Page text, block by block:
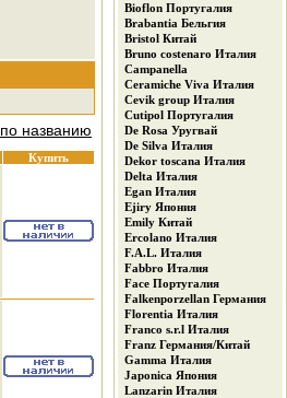
по названию
Купить
Bioflon Португалия
Brabantia Бельгия
Bristol Китай
Bruno costenaro Италия
Campanella
Ceramiche Viva Италия
Cevik group Италия
Cutipol Португалия
De Rosa Уругвай
De Silva Италия
Dekor tosсana Италия
Delta Италия
Egan Италия
Ejiry Япония
Emily Китай
Ercolano Италия
F.A.L. Италия
Fabbro Италия
Face Португалия
Falkenporzellan Германия
Florentia Италия
Franco s.r.l Италия
Franz Германия/Китай
Gamma Италия
Japonica Япония
Lanzarin Италия